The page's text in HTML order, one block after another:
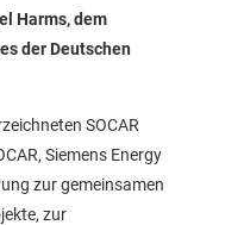
Harms, dem
der Deutschen
SOCAR
Siemens Energy
zur gemeinsamen
zur